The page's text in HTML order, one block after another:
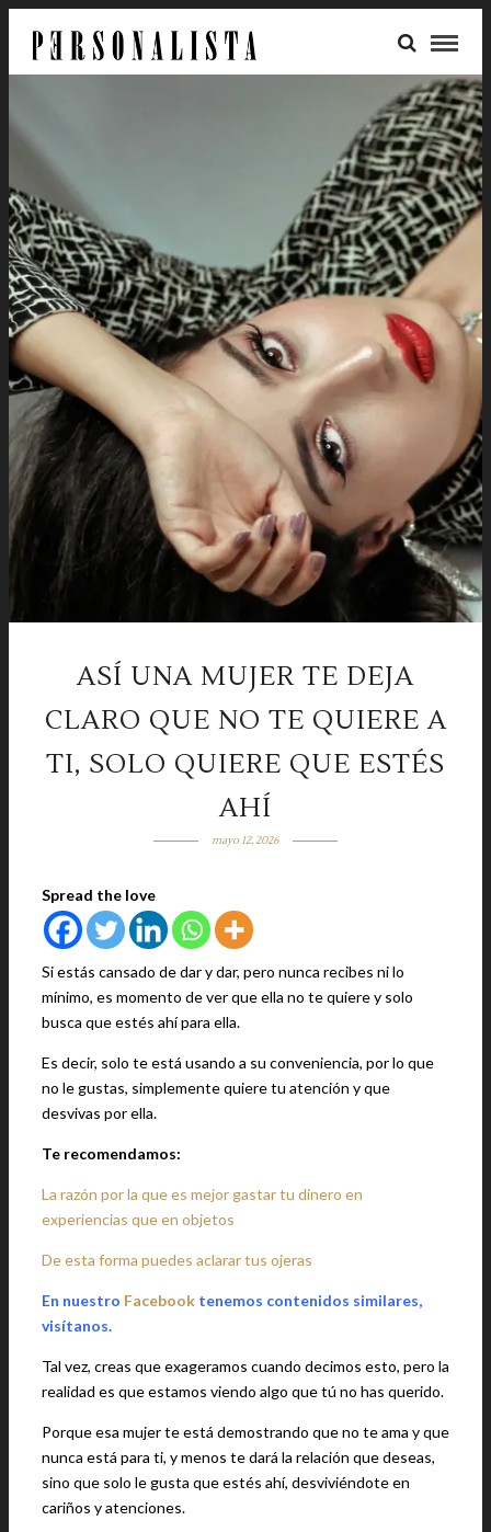
ASÍ UNA MUJER TE DEJA
CLARO QUE NO TE QUIERE A
TI, SOLO QUIERE QUE ESTÉS
AHÍ
mayo 12, 2026
Spread the love
Si estás cansado de dar y dar, pero nunca recibes ni lo
mínimo, es momento de ver que ella no te quiere y solo
busca que estés ahí para ella.
Es decir, solo te está usando a su conveniencia, por lo que
no le gustas, simplemente quiere tu atención y que
desvivas por ella.
Te recomendamos:
La razón por la que es mejor gastar tu dinero en
experiencias que en objetos
De esta forma puedes aclarar tus ojeras
En nuestro Facebook tenemos contenidos similares,
visítanos.
Tal vez, creas que exageramos cuando decimos esto, pero la
realidad es que estamos viendo algo que tú no has querido.
Porque esa mujer te está demostrando que no te ama y que
nunca está para ti, y menos te dará la relación que deseas,
sino que solo le gusta que estés ahí, desviviéndote en
cariños y atenciones.